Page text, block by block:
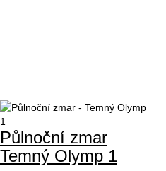
Půlnoční zmar
Temný Olymp 1